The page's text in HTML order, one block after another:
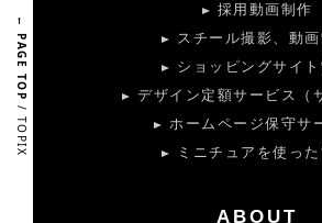
← PAGE TOP
/ TOPIX
採用動画制作
スチール撮影、動
ショッピングサイ
デザイン定額サービス（
ホームページ保守サ
ミニチュアを使った
ABOUT